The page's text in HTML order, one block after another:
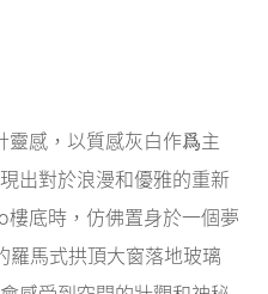
感，以質感灰白作爲主
出對於浪漫和優雅的重新
底時，仿佛置身於一個夢
羅馬式拱頂大窗落地玻璃